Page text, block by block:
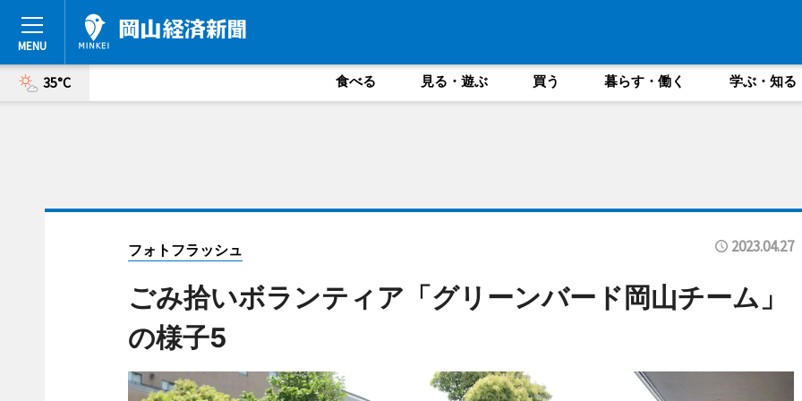
35°C 食べる 見る・遊ぶ 買う 暮らす・働く 学ぶ・知る
フォトフラッシュ 2023.04.27
ごみ拾いボランティア「グリーンバード岡山チーム」
の様子5